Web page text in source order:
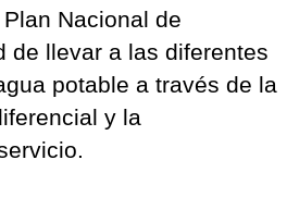
Nacional de
de llevar a las diferentes
potable a través de la
y la